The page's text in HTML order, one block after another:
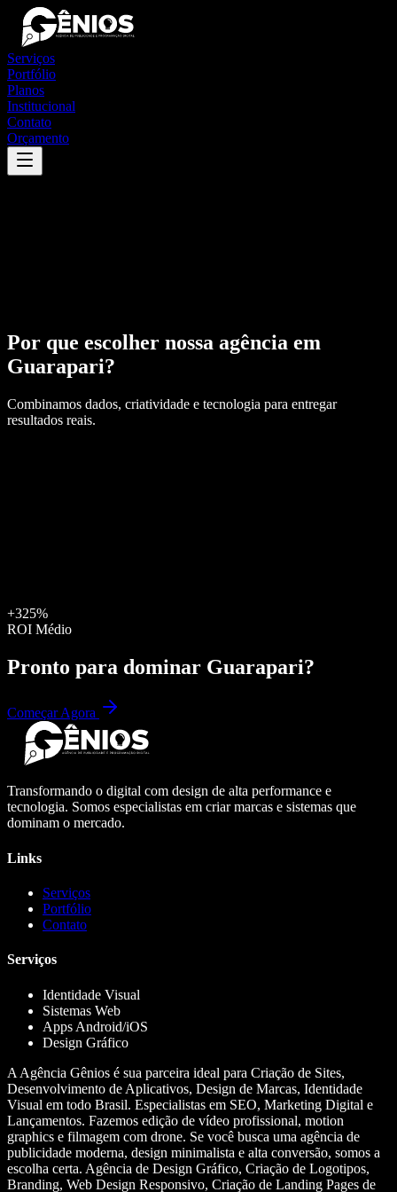
Serviços
Portfólio
Planos
Institucional
Contato
Orçamento
Por que escolher nossa agência em
Guarapari?
Combinamos dados, criatividade e tecnologia para entregar
resultados reais.
+325%
ROI Médio
Pronto para dominar Guarapari?
Começar Agora
Transformando o digital com design de alta performance e
tecnologia. Somos especialistas em criar marcas e sistemas que
dominam o mercado.
Links
Serviços
Portfólio
Contato
Serviços
Identidade Visual
Sistemas Web
Apps Android/iOS
Design Gráfico
A Agência Gênios é sua parceira ideal para Criação de Sites,
Desenvolvimento de Aplicativos, Design de Marcas, Identidade
Visual em todo Brasil. Especialistas em SEO, Marketing Digital e
Lançamentos. Fazemos edição de vídeo profissional, motion
graphics e filmagem com drone. Se você busca uma agência de
publicidade moderna, design minimalista e alta conversão, somos a
escolha certa. Agência de Design Gráfico, Criação de Logotipos,
Branding, Web Design Responsivo, Criação de Landing Pages de